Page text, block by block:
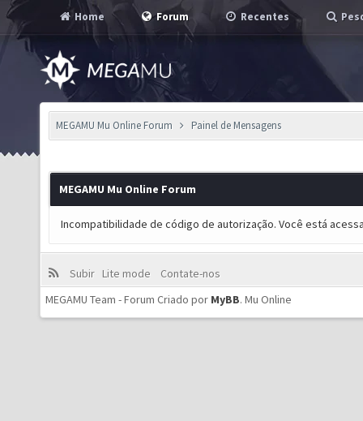
Home Forum Recentes
MEGAMU Mu Online Forum Painel de Mensagens
MEGAMU Mu Online Forum
Incompatibilidade de código de autorização. Você está
Subir Lite mode
Contate-nos
MEGAMU Team - Forum Criado por MyBB. Mu Online